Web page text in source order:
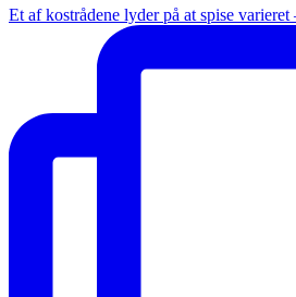
Et af kostrådene lyder på at spise varieret